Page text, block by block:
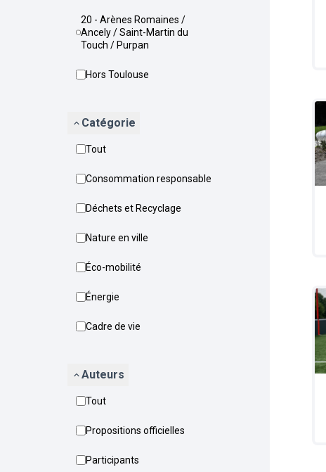
20 - Arènes Romaines /
Ancely / Saint-Martin du
Touch / Purpan
Hors Toulouse
Catégorie
Tout
Consommation responsable
Déchets et Recyclage
Nature en ville
Éco-mobilité
Énergie
Cadre de vie
Auteurs
Tout
Propositions officielles
Participants